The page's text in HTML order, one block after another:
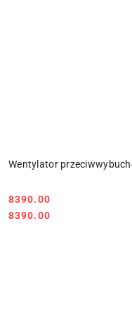
Wentylator
Cena:
8390.00
Cena:
8390.00